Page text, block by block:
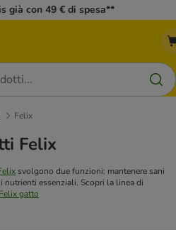
già con 49 € di spesa**
Felix
Felix
svolgono due funzioni: mantenere sani
essenziali. Scopri la linea di
gatto